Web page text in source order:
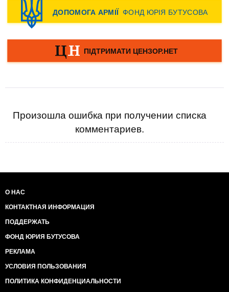
Произошла ошибка при получении списка
комментариев.
О НАС
КОНТАКТНАЯ ИНФОРМАЦИЯ
ПОДДЕРЖАТЬ
ФОНД ЮРИЯ БУТУСОВА
РЕКЛАМА
УСЛОВИЯ ПОЛЬЗОВАНИЯ
ПОЛИТИКА КОНФИДЕНЦИАЛЬНОСТИ